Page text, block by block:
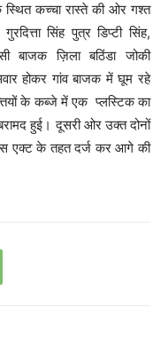
कच्चा रास्ते की ओर गश्त
सिंह पुत्र डिप्टी सिंह,
बाजक ज़िला बठिंडा जोकी
होकर गांव बाजक में घूम रहे
के कब्जे में एक प्लस्टिक का
हुई। दूसरी ओर उक्त दोनों
एक्ट के तहत दर्ज कर आगे की